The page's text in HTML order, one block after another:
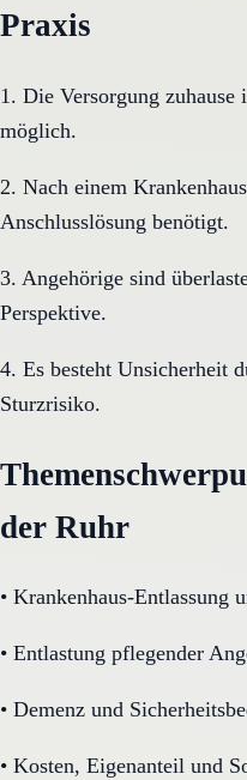
Praxis
1. Die Versorgung
möglich.
2. Nach einem
Anschlusslösung benötigt.
3. Angehörige sind
Perspektive.
4. Es besteht Unsicherheit
Sturzrisiko.
der Ruhr
• Krankenhaus-Entlassung
• Entlastung pflegender
• Demenz und
• Kosten, Eigenanteil und